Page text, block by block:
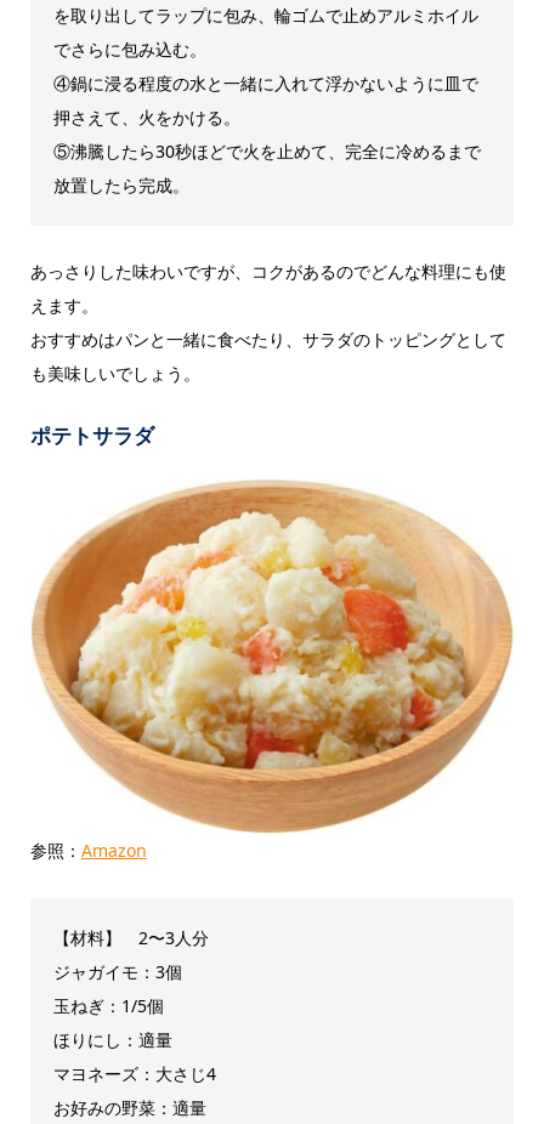
を取り出してラップに包み、輪ゴムで止めアルミホイル
でさらに包み込む。
④鍋に浸る程度の水と一緒に入れて浮かないように皿で
押さえて、火をかける。
⑤沸騰したら30秒ほどで火を止めて、完全に冷めるまで
放置したら完成。
あっさりした味わいですが、コクがあるのでどんな料理にも使
えます。
おすすめはパンと一緒に食べたり、サラダのトッピングとして
も美味しいでしょう。
ポテトサラダ
参照： Amazon
【材料】 2〜3人分
ジャガイモ：3個
玉ねぎ：1/5個
ほりにし：適量
マヨネーズ：大さじ4
お好みの野菜：適量